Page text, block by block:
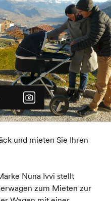
und mieten Sie Ihren
Nuna Ivvi stellt
zum Mieten zur